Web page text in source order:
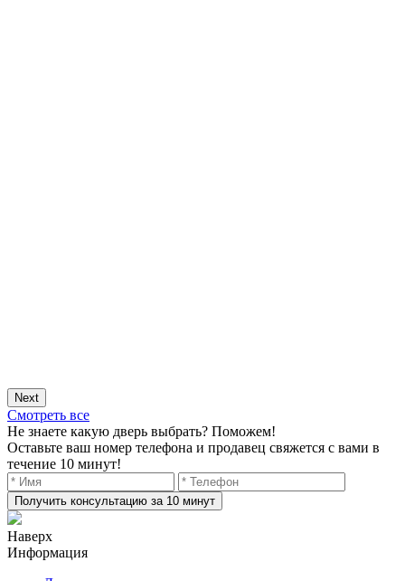
Next
Смотреть все
Не знаете какую дверь выбрать? Поможем!
Оставьте ваш номер телефона и продавец свяжется с вами в
течение 10 минут!
Получить консультацию за 10 минут
Наверх
Информация